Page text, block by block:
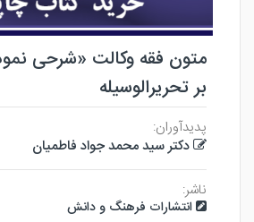
متون فقه وکالت «شرحی
بر تحریرالوسیله
پدیدآوران:
دکتر سید محمد جواد فاطمیان
ناشر:
انتشارات فرهنگ و دانش